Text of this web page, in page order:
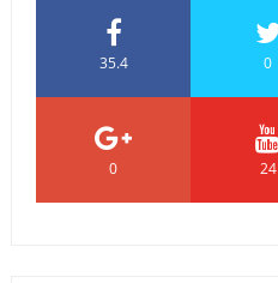
35.4 0
0 24